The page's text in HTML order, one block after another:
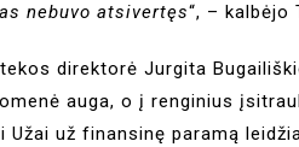
nebuvo atsivertęs“, – kalbėjo
direktorė Jurgita
auga, o į renginius
už finansinę paramą